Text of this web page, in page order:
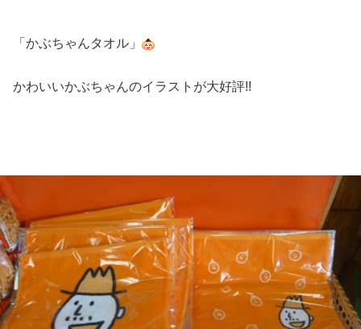
「かぶちゃんタオル」
かわいいかぶちゃんのイラストが大好評!!